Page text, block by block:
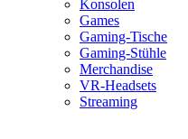
Konsolen
Games
Gaming-Tische
Gaming-Stühle
Merchandise
VR-Headsets
Streaming